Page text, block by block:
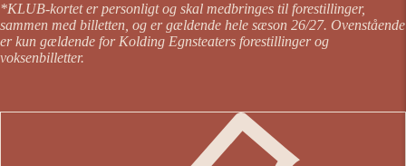
*KLUB-kortet er personligt og skal medbringes til forestillinger,
sammen med billetten, og er gældende hele sæson 26/27. Ovenstående
er kun gældende for Kolding Egnsteaters forestillinger og
voksenbilletter.